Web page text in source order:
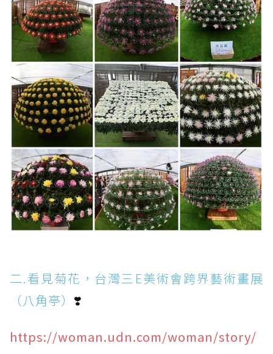
二.看見菊花，台灣三E美術會跨界藝術畫展
（八角亭） ❣️
https://woman.udn.com/woman/story/